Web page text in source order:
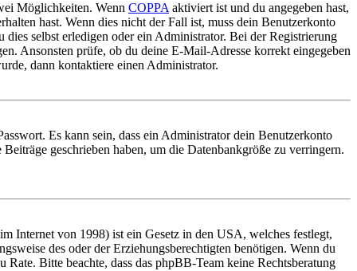
Möglichkeiten. Wenn COPPA aktiviert ist und du angegeben hast,
hast. Wenn dies nicht der Fall ist, muss dein Benutzerkonto
selbst erledigen oder ein Administrator. Bei der Registrierung
Ansonsten prüfe, ob du deine E-Mail-Adresse korrekt eingegeben
dann kontaktiere einen Administrator.
Es kann sein, dass ein Administrator dein Benutzerkonto
geschrieben haben, um die Datenbankgröße zu verringern.
Internet von 1998) ist ein Gesetz in den USA, welches festlegt,
des oder der Erziehungsberechtigten benötigen. Wenn du
Bitte beachte, dass das phpBB-Team keine Rechtsberatung